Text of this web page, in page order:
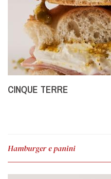
CINQUE TERRE
Hamburger e panini